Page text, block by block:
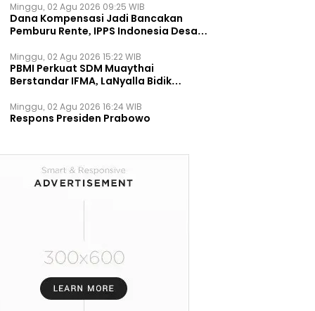
Minggu, 02 Agu 2026 09:25 WIB
Dana Kompensasi Jadi Bancakan
Pemburu Rente, IPPS Indonesia Desak
Permanen
Minggu, 02 Agu 2026 15:22 WIB
PBMI Perkuat SDM Muaythai
Berstandar IFMA, LaNyalla Bidik
Minggu, 02 Agu 2026 16:24 WIB
Respons Presiden Prabowo